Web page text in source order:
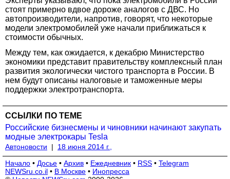
стоят примерно вдвое дороже аналогов с ДВС. Но
автопроизводители, напротив, говорят, что некоторые
модели электромобилей уже начали приближаться к
стоимости обычных.
Между тем, как ожидается, к декабрю Министерство
экономики представит правительству комплексный план
развития экологически чистого транспорта в России. В
нем будут описаны налоговые и таможенные меры
поддержки электротранспорта.
ССЫЛКИ ПО ТЕМЕ
Российские бизнесмены и чиновники начинают закупать
модные электрокары Tesla
Автоновости |
18 июня 2014 г.,
Начало • Досье • Архив • Ежедневник • RSS • Telegram
NEWSru.co.il • В Москве • Инопресса